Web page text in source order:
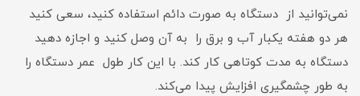
نمی‌توانید از دستگاه به صورت دائم استفاده کنید، سعی کنید
هر دو هفته یکبار آب و برق را به آن وصل کنید و اجازه دهید
دستگاه به مدت کوتاهی کار کند. با این کار طول عمر دستگاه را
به طور چشمگیری افزایش پیدا می‌کند.